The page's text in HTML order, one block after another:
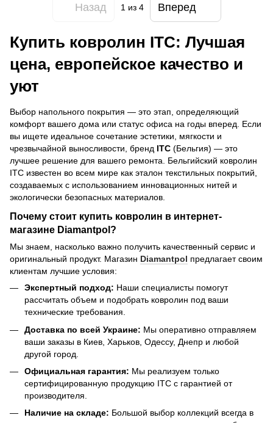
Назад 1из 4 Вперед
Купить ковролин ITC: Лучшая
цена, европейское качество и
уют
Выбор напольного покрытия — это этап, определяющий
комфорт вашего дома или статус офиса на годы вперед. Если
вы ищете идеальное сочетание эстетики, мягкости и
чрезвычайной выносливости, бренд ITC (Бельгия) — это
лучшее решение для вашего ремонта. Бельгийский ковролин
ITC известен во всем мире как эталон текстильных покрытий,
создаваемых с использованием инновационных нитей и
экологически безопасных материалов.
Почему стоит купить ковролин в интернет-
магазине Diamantpol?
Мы знаем, насколько важно получить качественный сервис и
оригинальный продукт. Магазин Diamantpol предлагает своим
клиентам лучшие условия:
Экспертный подход: Наши специалисты помогут
рассчитать объем и подобрать ковролин под ваши
технические требования.
Доставка по всей Украине: Мы оперативно отправляем
ваши заказы в Киев, Харьков, Одессу, Днепр и любой
другой город.
Официальная гарантия: Мы реализуем только
сертифицированную продукцию ITC с гарантией от
производителя.
Наличие на складе: Большой выбор коллекций всегда в